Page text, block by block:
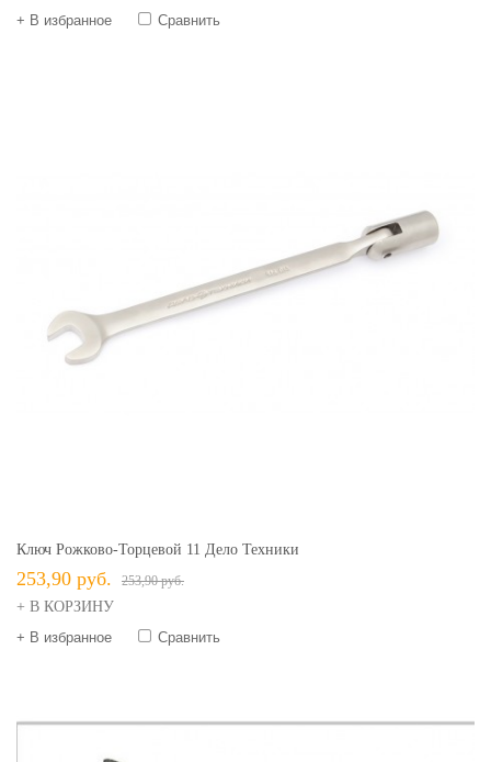
+ В избранное
Сравнить
Ключ Рожково-Торцевой 11 Дело Техники
253,90 руб. 253,90 руб.
+ В КОРЗИНУ
+ В избранное
Сравнить